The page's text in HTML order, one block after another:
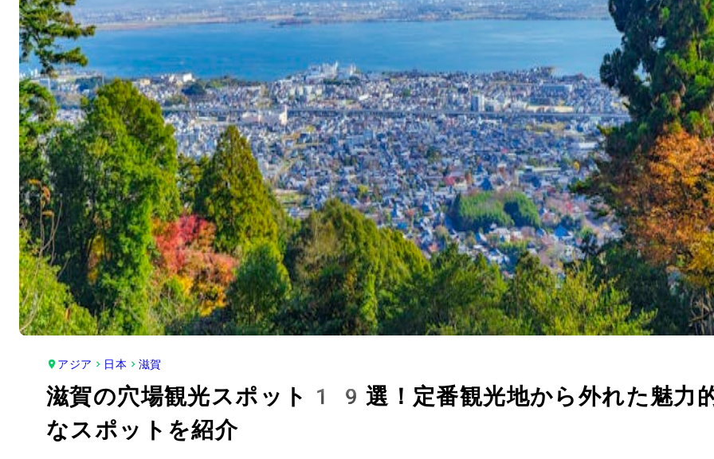
アジア 日本 滋賀
滋賀の穴場観光スポット19選！定番観光地から外れた魅力
なスポットを紹介